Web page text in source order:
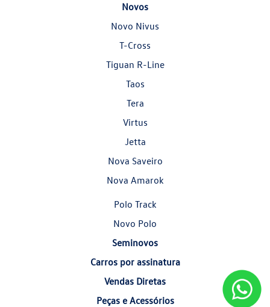
Novos
Novo Nivus
T-Cross
Tiguan R-Line
Taos
Tera
Virtus
Jetta
Nova Saveiro
Nova Amarok
Polo Track
Novo Polo
Seminovos
Carros por assinatura
Vendas Diretas
Peças e Acessórios